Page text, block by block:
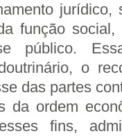
jurídico,
função
público.
o
das partes
da ordem
fins,